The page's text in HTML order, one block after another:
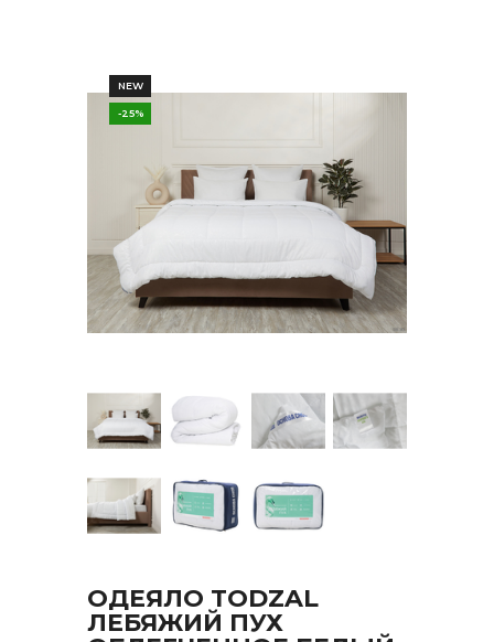
NEW
-25%
ОДЕЯЛО TODZAL
ЛЕБЯЖИЙ ПУХ